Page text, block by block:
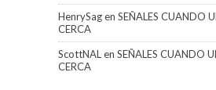
HenrySagen SEÑALES CUANDO
CERCA
ScottNALen SEÑALES CUANDO
CERCA